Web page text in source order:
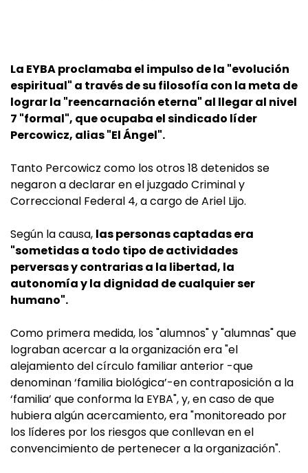
La EYBA proclamaba el impulso de la "evolución
espiritual" a través de su filosofía con la meta de
lograr la "reencarnación eterna" al llegar al nivel
7 "formal", que ocupaba el sindicado líder
Percowicz, alias "El Ángel".
Tanto Percowicz como los otros 18 detenidos se
negaron a declarar en el juzgado Criminal y
Correccional Federal 4, a cargo de Ariel Lijo.
Según la causa, las personas captadas era
"sometidas a todo tipo de actividades
perversas y contrarias a la libertad, la
autonomía y la dignidad de cualquier ser
humano".
Como primera medida, los "alumnos" y "alumnas" que
lograban acercar a la organización era "el
alejamiento del círculo familiar anterior -que
denominan ‘familia biológica’-en contraposición a la
‘familia’ que conforma la EYBA", y, en caso de que
hubiera algún acercamiento, era "monitoreado por
los líderes por los riesgos que conllevan en el
convencimiento de pertenecer a la organización".